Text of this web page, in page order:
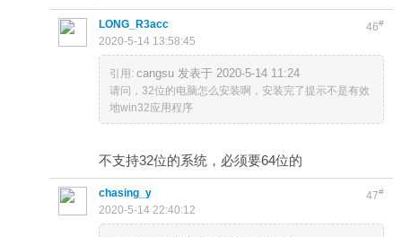
46#
LONG_R3acc
2020-5-14 13:58:45
引用: cangsu 发表于 2020-5-14 11:24
请问，32位的电脑怎么安装啊，安装完了提示不是有效
地win32应用程序
不支持32位的系统，必须要64位的
47#
chasing_y
2020-5-14 22:40:12